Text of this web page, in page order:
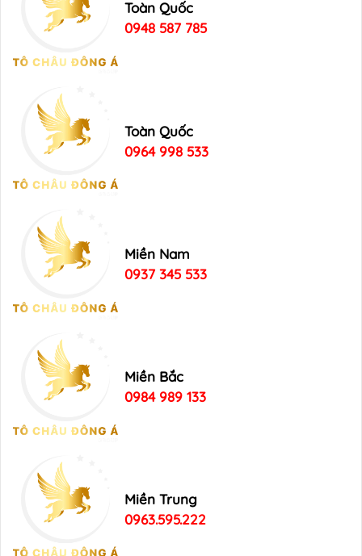
Toàn Quốc
0948 587 785
Toàn Quốc
0964 998 533
Miền Nam
0937 345 533
Miền Bắc
0984 989 133
Miền Trung
0963.595.222